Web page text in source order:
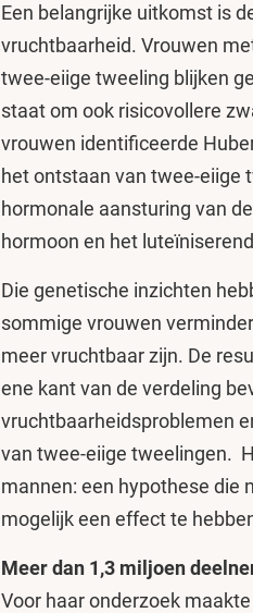
Een belangrijke uitkomst is
vruchtbaarheid. Vrouwen
twee-eiige tweeling blijken
staat om ook risicovollere
vrouwen identificeerde
het ontstaan van twee-eiige
hormonale aansturing van
hormoon en het
Die genetische inzichten
sommige vrouwen
meer vruchtbaar zijn. De
ene kant van de verdeling
vruchtbaarheidsproblemen
van twee-eiige tweelingen.
mannen: een hypothese die
mogelijk een effect te
Meer dan 1,3 miljoen
Voor haar onderzoek